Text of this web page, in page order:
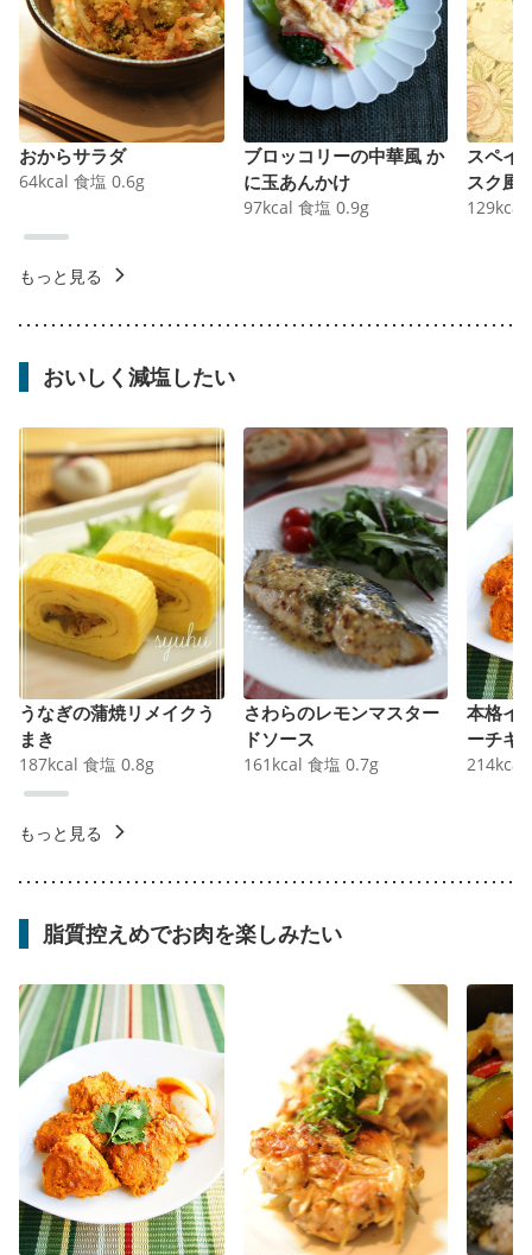
おからサラダ
64kcal 食塩 0.6g
ブロッコリーの中華風 か
に玉あんかけ
97kcal 食塩 0.9g
スペイ
スク風
129kcal
もっと見る
おいしく減塩したい
うなぎの蒲焼リメイクう
まき
187kcal 食塩 0.8g
さわらのレモンマスター
ドソース
161 kcal 食塩 0.7g
本格イ
ーチキ
214kcal
もっと見る
脂質控えめでお肉を楽しみたい